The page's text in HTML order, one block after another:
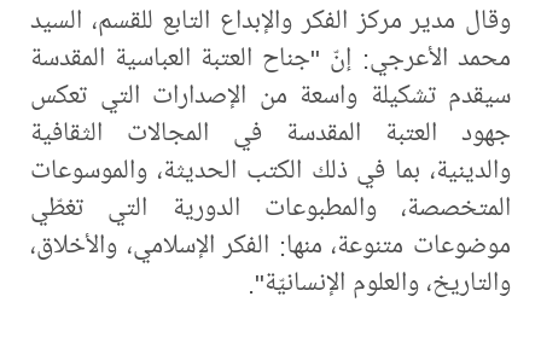
وقال مدير مركز الفكر والإبداع التابع للقسم، السيد
محمد الأعرجي: إنّ "جناح العتبة العباسية المقدسة
سيقدم تشكيلة واسعة من الإصدارات التي تعكس
جهود العتبة المقدسة في المجالات الثقافية
والدينية، بما في ذلك الكتب الحديثة، والموسوعات
المتخصصة، والمطبوعات الدورية التي تغطّي
موضوعات متنوعة، منها: الفكر الإسلامي، والأخلاق،
والتاريخ، والعلوم الإنسانيّة".